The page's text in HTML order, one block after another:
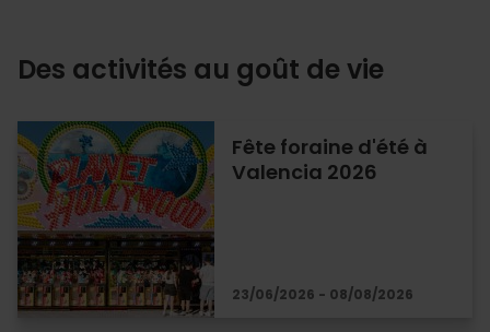
Des activités au goût de vie
Fête foraine d'été à
Valencia 2026
23/06/2026 - 08/08/2026